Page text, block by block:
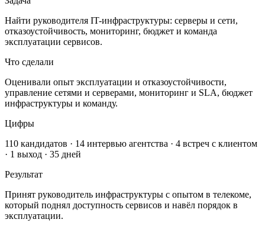
Найти руководителя IT-инфраструктуры: серверы и сети,
отказоустойчивость, мониторинг, бюджет и команда
эксплуатации сервисов.
Что сделали
Оценивали опыт эксплуатации и отказоустойчивости,
управление сетями и серверами, мониторинг и SLA, бюджет
инфраструктуры и команду.
Цифры
110 кандидатов · 14 интервью агентства · 4 встреч с клиентом
· 1 выход · 35 дней
Результат
Принят руководитель инфраструктуры с опытом в телекоме,
который поднял доступность сервисов и навёл порядок в
эксплуатации.